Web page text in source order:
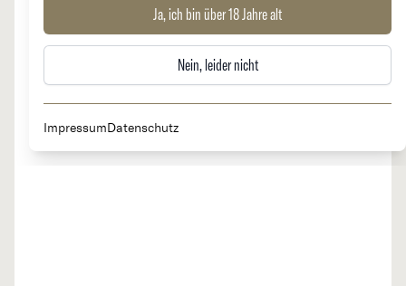
Ja, ich bin über 18 Jahre alt
Nein, leider nicht
ImpressumDatenschutz
Meursault 1er Cru "Genevrieres"